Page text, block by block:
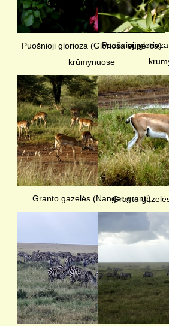
Puošnioji glorioza (Gloriosa superba)
krūmynuose
Puošnioji
Granto gazelės (Nanger granti)
Granto